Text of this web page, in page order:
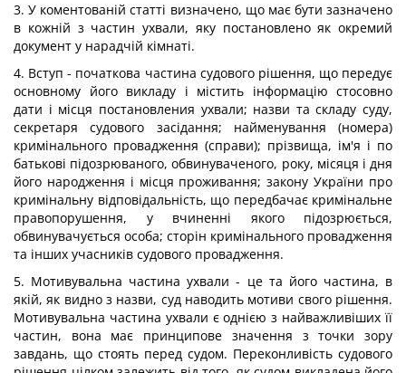
3. У коментованій статті визначено, що має бути зазначено
в кожній з частин ухвали, яку постановлено як окремий
документ у нарадчій кімнаті.
4. Вступ - початкова частина судового рішення, що передує
основному його викладу і містить інформацію стосовно
дати і місця постановления ухвали; назви та складу суду,
секретаря судового засідання; найменування (номера)
кримінального провадження (справи); прізвища, ім'я і по
батькові підозрюваного, обвинуваченого, року, місяця і дня
його народження і місця проживання; закону України про
кримінальну відповідальність, що передбачає кримінальне
правопорушення, у вчиненні якого підозрюється,
обвинувачується особа; сторін кримінального провадження
та інших учасників судового провадження.
5. Мотивувальна частина ухвали - це та його частина, в
якій, як видно з назви, суд наводить мотиви свого рішення.
Мотивувальна частина ухвали є однією з найважливіших її
частин, вона має принципове значення з точки зору
завдань, що стоять перед судом. Переконливість судового